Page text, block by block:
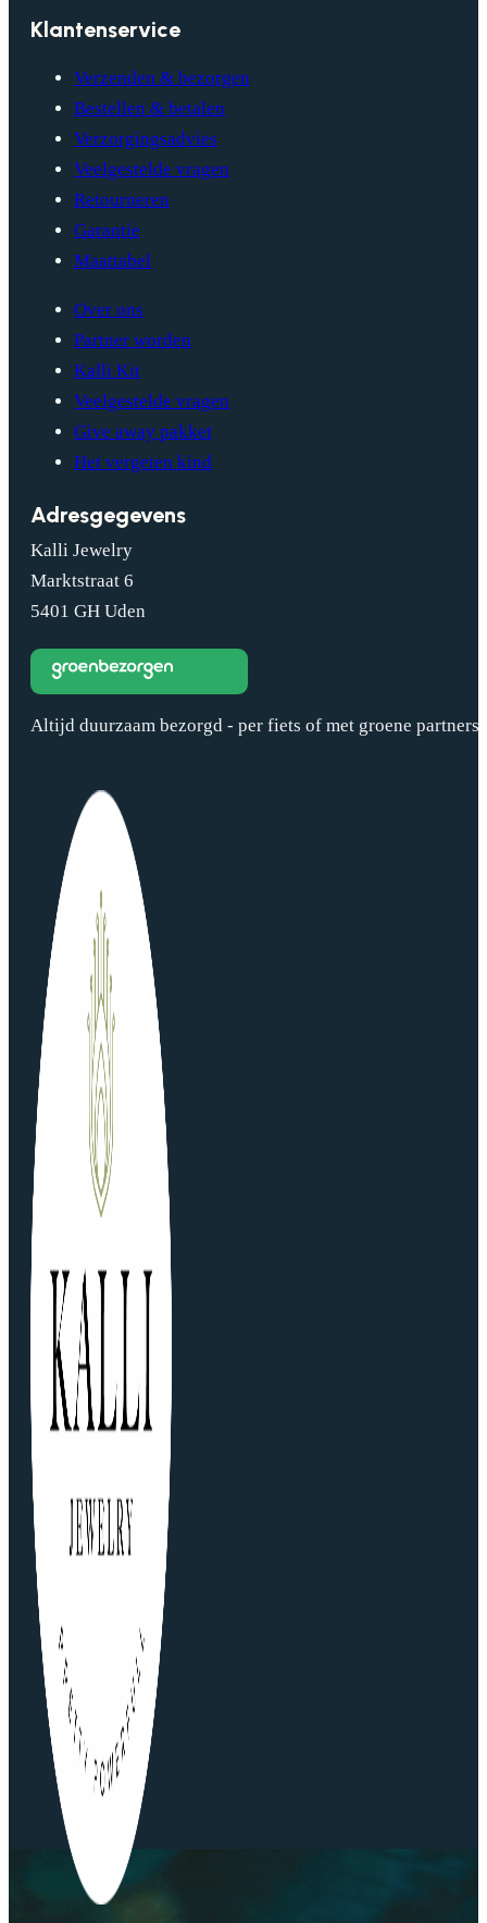
Klantenservice
Verzenden & bezorgen
Bestellen & betalen
Verzorgingsadvies
Veelgestelde vragen
Retourneren
Garantie
Maattabel
Over ons
Partner worden
Kalli Kit
Veelgestelde vragen
Give away pakket
Het vergeten kind
Adresgegevens
Kalli Jewelry
Marktstraat 6
5401 GH Uden
Altijd duurzaam bezorgd - per fiets of met groene partners